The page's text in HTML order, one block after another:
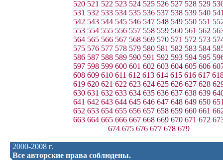
520 521 522 523 524 525 526 527 528 529
531 532 533 534 535 536 537 538 539 540
542 543 544 545 546 547 548 549 550 551
553 554 555 556 557 558 559 560 561 562
564 565 566 567 568 569 570 571 572 573
575 576 577 578 579 580 581 582 583 584
586 587 588 589 590 591 592 593 594 595
597 598 599 600 601 602 603 604 605 606
608 609 610 611 612 613 614 615 616 617
619 620 621 622 623 624 625 626 627 628
630 631 632 633 634 635 636 637 638 639
641 642 643 644 645 646 647 648 649 650
652 653 654 655 656 657 658 659 660 661
663 664 665 666 667 668 669 670 671 672
674 675 676 677 678 679
2000-2008 г.
Все авторские права соблюдены.